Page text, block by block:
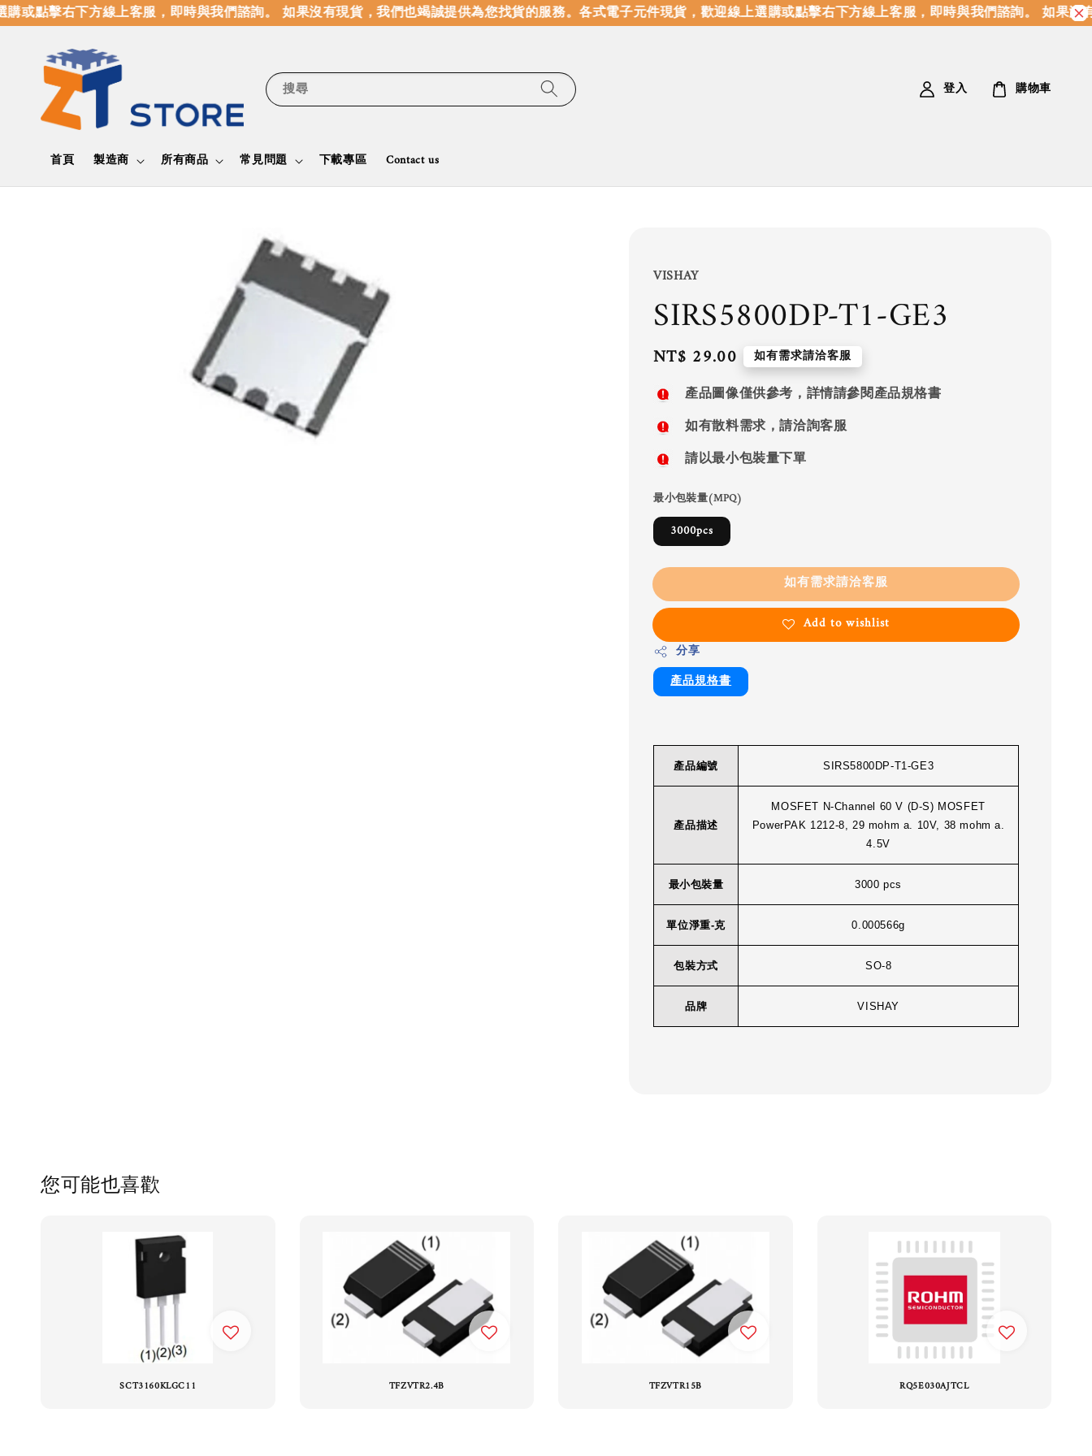
點擊右下方線上客服，即時與我們諮詢。 如果沒有現貨，我們也竭誠提供為您找貨的服務。各式電子元件現貨，歡迎線上選購或點擊右下方線上客服，即時與我們諮詢。 如果沒有
搜尋
首頁 製造商 所有商品 常見問題 下載專區 Contact us
登入 購物車
VISHAY
SIRS5800DP-T1-GE3
Regular
price
NT$ 29.00 如有需求請洽客服
產品圖像僅供參考，詳情請參閱產品規格書
如有散料需求，請洽詢客服
請以最小包裝量下單
最小包裝量(MPQ)
3000pcs
如有需求請洽客服
Add to wishlist
分享
產品規格書
產品編號 SIRS5800DP-T1-GE3
產品描述
MOSFET N-Channel 60 V (D-S) MOSFET
PowerPAK 1212-8, 29 mohm a. 10V, 38 mohm a.
4.5V
最小包裝量 3000 pcs
單位淨重-克 0.000566g
包裝方式 SO-8
品牌 VISHAY
您可能也喜歡
SCT3160KLGC11 TFZVTR2.4B TFZVTR15B RQ5E030AJTCL